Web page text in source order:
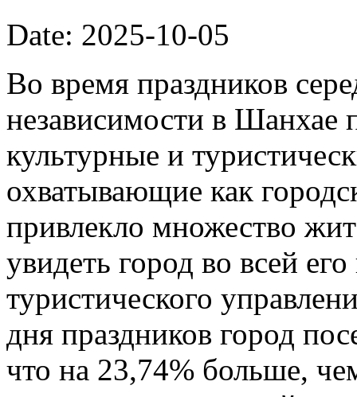
Date: 2025-10-05
Во время праздников
независимости в Шанхае
культурные и
охватывающие как
привлекло множество
увидеть город во всей
туристического
дня праздников город
что на 23,74% больше,